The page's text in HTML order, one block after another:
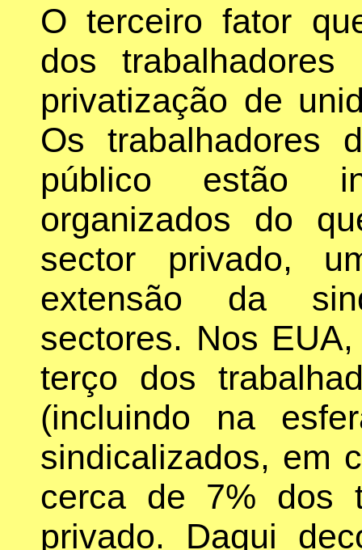
O terceiro fator
dos
privatização de
Os trabalhadores
público estão
organizados do
sector privado,
extensão da
sectores. Nos
terço dos
(incluindo na
sindicalizados, em
cerca de 7% dos
privado. Daqui